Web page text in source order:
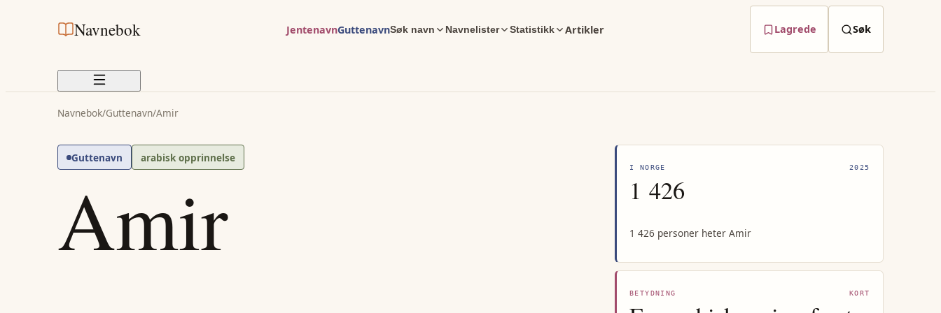
Navnebok JentenavnGuttenavnSøk navn Navnelister Statistikk Artikler Lagrede Søk
Navnebok/Guttenavn/Amir
Guttenavn arabisk opprinnelse
Amir I NORGE 2025
1 426
1 426 personer heter Amir
BETYDNING KORT